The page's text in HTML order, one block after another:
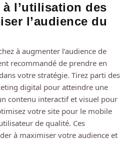
l’utilisation des
l’audience du
à augmenter l’audience de
recommandé de prendre en
votre stratégie. Tirez parti des
digital pour atteindre une
contenu interactif et visuel pour
votre site pour le mobile
de qualité. Ces
à maximiser votre audience et